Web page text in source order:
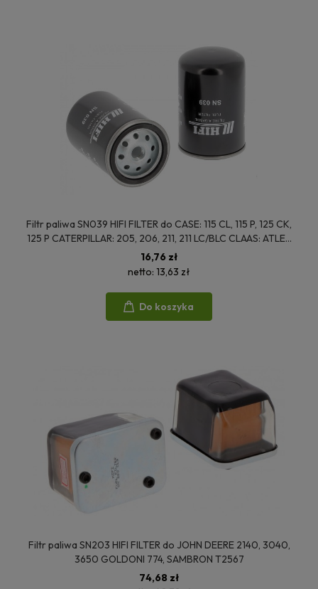
Filtr paliwa SN039 HIFI FILTER do CASE: 115 CL, 115 P, 125 CK,
125 P CATERPILLAR: 205, 206, 211, 211 LC/BLC CLAAS: ATLES
926, ATLES 936, ATLES 946, COLOMBUS
16,76 zł
netto: 13,63 zł
Do koszyka
Filtr paliwa SN203 HIFI FILTER do JOHN DEERE 2140, 3040,
3650 GOLDONI 774, SAMBRON T2567
74,68 zł